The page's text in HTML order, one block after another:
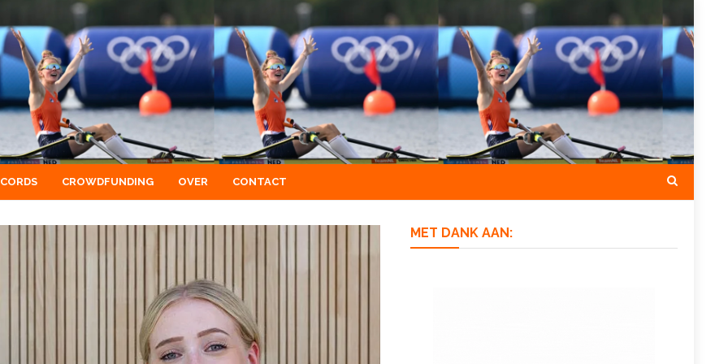
CROWDFUNDING OVER CONTACT
MET DANK AAN: